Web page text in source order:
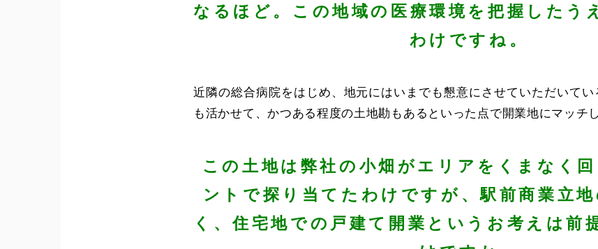
なるほど。この地域の医療環境を把握したう
わけですね。
近隣の総合病院をはじめ、地元にはいまでも懇意にさせていただいて
も活かせて、かつある程度の土地勘もあるといった点で開業地にマッチ
この土地は弊社の小畑がエリアをくまなく
ントで探り当てたわけですが、駅前商業立
く、住宅地での戸建て開業というお考えは前